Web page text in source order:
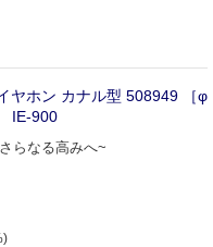
ヤホン カナル型 508949 ［φ
IE-900
らなる高みへ~